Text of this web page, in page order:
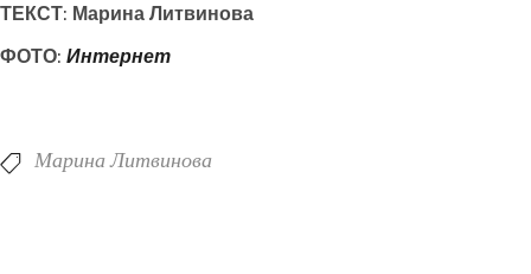
ТЕКСТ: Марина Литвинова
ФОТО: Интернет
Марина Литвинова